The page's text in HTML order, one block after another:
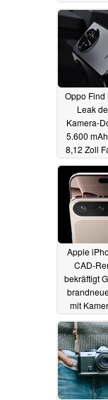
Oppo Find
Leak
Kamera-
5.600
8,12 Zoll
Apple
CAD-
bekräftigt
mit